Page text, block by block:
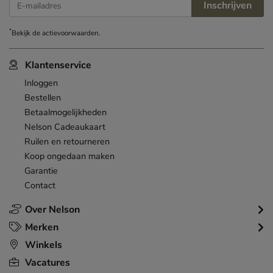
Over Nelson
Klantenservice
Inloggen
Bestellen
Betaalmogelijkheden
Nelson Cadeaukaart
Ruilen en retourneren
Koop ongedaan maken
Garantie
Contact
Merken
Winkels
Vacatures
E-mailadres Inschrijven
*Bekijk deactievoorwaarden.